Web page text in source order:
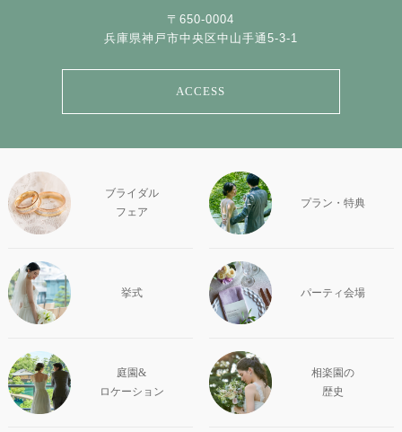
〒650-0004
兵庫県神戸市中央区中山手通5-3-1
ACCESS
ブライダル
フェア
プラン・特典
挙式 パーティ会場
庭園&
ロケーション
相楽園の
歴史